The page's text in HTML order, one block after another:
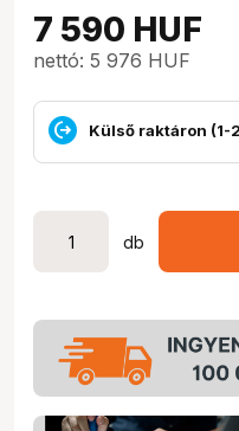
7 590 HUF
nettó: 5 976 HUF
Külső raktáron (1-
db